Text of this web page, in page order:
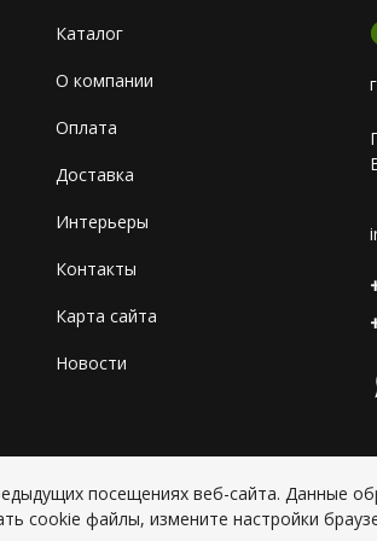
Каталог
О компании
Оплата
Доставка
Интерьеры
Контакты
Карта сайта
Новости
Copyright © 2026 ИП Григорьян Юлия
посещениях веб-сайта. Данные
cookie файлы, измените настройки